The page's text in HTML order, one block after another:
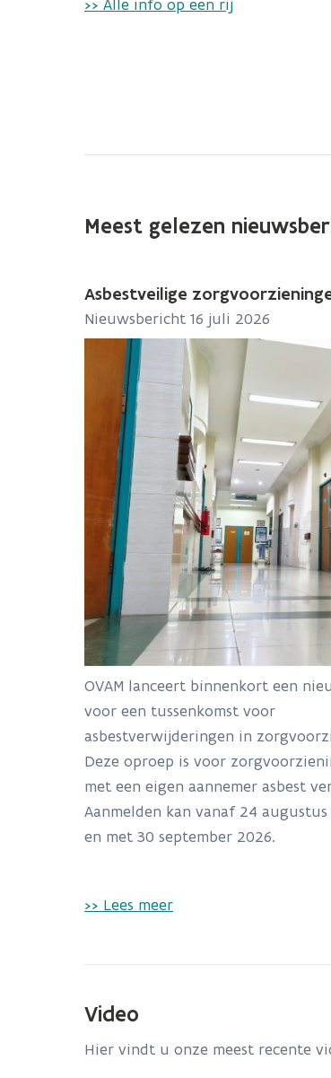
>> Alle info op een rij
Meest gelezen
Asbestveilige
Nieuwsbericht 16 juli 2026
OVAM lanceert binnenkort een
voor een tussenkomst voor
asbestverwijderingen in
Deze oproep is voor
met een eigen aannemer asbest
Aanmelden kan vanaf 24
en met 30 september 2026.
>> Lees meer
Video
Hier vindt u onze meest recente